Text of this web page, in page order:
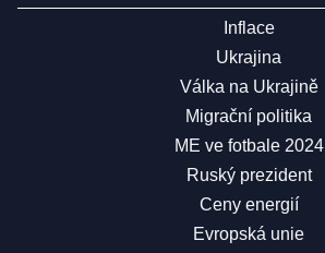
Inflace
Ukrajina
Válka na Ukrajině
Migrační politika
ME ve fotbale 2024
Ruský prezident
Ceny energií
Evropská unie